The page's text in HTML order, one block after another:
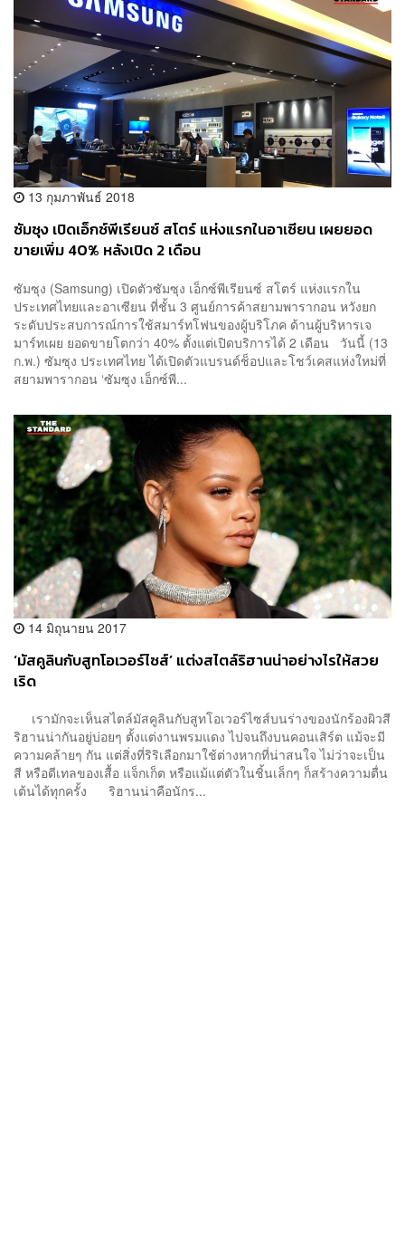
13 กุมภาพันธ์ 2018
ซัมซุง เปิดเอ็กซ์พีเรียนซ์ สโตร์ แห่งแรกในอาเซียน เผยยอด
ขายเพิ่ม 40% หลังเปิด 2 เดือน
ซัมซุง (Samsung) เปิดตัวซัมซุง เอ็กซ์พีเรียนซ์ สโตร์ แห่งแรกใน
ประเทศไทยและอาเซียน ที่ชั้น 3 ศูนย์การค้าสยามพารากอน หวังยก
ระดับประสบการณ์การใช้สมาร์ทโฟนของผู้บริโภค ด้านผู้บริหารเจ
มาร์ทเผย ยอดขายโตกว่า 40% ตั้งแต่เปิดบริการได้ 2 เดือน วันนี้ (13
ก.พ.) ซัมซุง ประเทศไทย ได้เปิดตัวแบรนด์ช็อปและโชว์เคสแห่งใหม่ที่
สยามพารากอน ‘ซัมซุง เอ็กซ์พี...
14 มิถุนายน 2017
‘มัสคูลินกับสูทโอเวอร์ไซส์’ แต่งสไตล์ริฮานน่าอย่างไรให้สวย
เริด
เรามักจะเห็นสไตล์มัสคูลินกับสูทโอเวอร์ไซส์บนร่างของนักร้องผิวสี
ริฮานน่ากันอยู่บ่อยๆ ตั้งแต่งานพรมแดง ไปจนถึงบนคอนเสิร์ต แม้จะมี
ความคล้ายๆ กัน แต่สิ่งที่ริริเลือกมาใช้ต่างหากที่น่าสนใจ ไม่ว่าจะเป็น
สี หรือดีเทลของเสื้อ แจ็กเก็ต หรือแม้แต่ตัวในชิ้นเล็กๆ ก็สร้างความตื่น
เต้นได้ทุกครั้ง ริฮานน่าคือนักร...